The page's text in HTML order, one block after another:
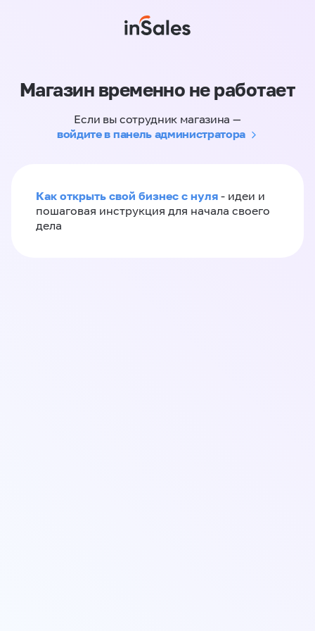
Магазин временно не работает
Если вы сотрудник магазина —
войдите в панель администратора
Как открыть свой бизнес с нуля - идеи и
пошаговая инструкция для начала своего
дела